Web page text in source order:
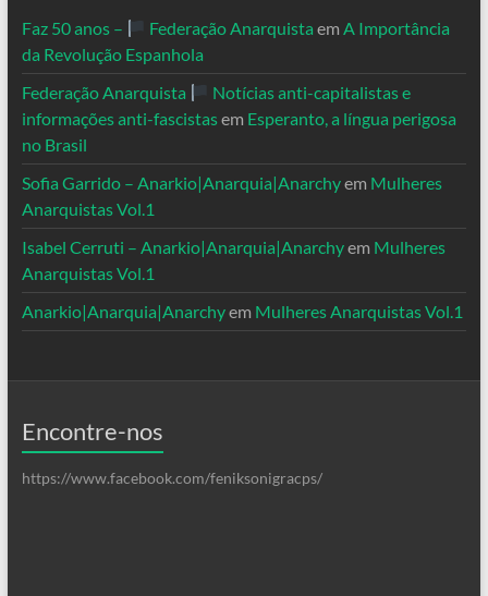
Faz 50 anos – Federação Anarquista em A Importância
da Revolução Espanhola
Federação Anarquista
Notícias anti-capitalistas e
informações anti-fascistasem Esperanto, a língua perigosa
no Brasil
Sofia Garrido – Anarkio|Anarquia|Anarchyem Mulheres
Anarquistas Vol.1
Isabel Cerruti – Anarkio|Anarquia|Anarchyem Mulheres
Anarquistas Vol.1
Anarkio|Anarquia|Anarchyem Mulheres Anarquistas Vol.1
Encontre-nos
https://www.facebook.com/feniksonigracps/